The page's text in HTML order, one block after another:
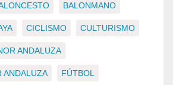
BALONMANO
CICLISMO CULTURISMO
ANDALUZA
ANDALUZA FÚTBOL